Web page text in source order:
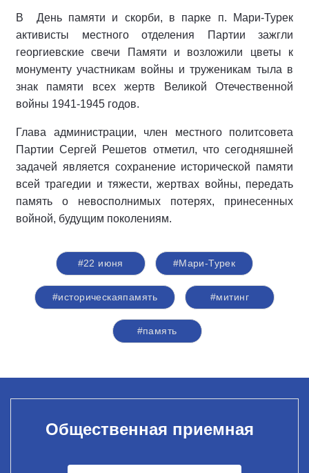
В День памяти и скорби, в парке п. Мари-Турек
активисты местного отделения Партии зажгли
георгиевские свечи Памяти и возложили цветы к
монументу участникам войны и труженикам тыла в
знак памяти всех жертв Великой Отечественной
войны 1941-1945 годов.
Глава администрации, член местного политсовета
Партии Сергей Решетов отметил, что сегодняшней
задачей является сохранение исторической памяти
всей трагедии и тяжести, жертвах войны, передать
память о невосполнимых потерях, принесенных
войной, будущим поколениям.
#22 июня #Мари-Турек
#историческаяпамять #митинг
#память
Общественная приемная